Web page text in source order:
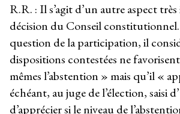
R.R. : Il s’agit d’un autre aspect
décision du Conseil
question de la participation, il
dispositions contestées ne
mêmes l’abstention » mais qu’il «
échéant, au juge de l’élection, saisi
d’apprécier si le niveau de